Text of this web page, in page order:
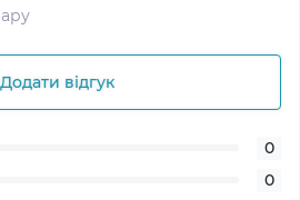
відгук
0
0